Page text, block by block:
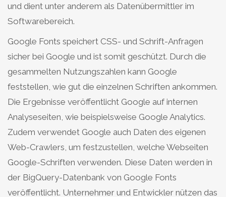
und dient unter anderem als Datenübermittler im
Softwarebereich.
Google Fonts speichert CSS- und Schrift-Anfragen
sicher bei Google und ist somit geschützt. Durch die
gesammelten Nutzungszahlen kann Google
feststellen, wie gut die einzelnen Schriften ankommen.
Die Ergebnisse veröffentlicht Google auf internen
Analyseseiten, wie beispielsweise Google Analytics.
Zudem verwendet Google auch Daten des eigenen
Web-Crawlers, um festzustellen, welche Webseiten
Google-Schriften verwenden. Diese Daten werden in
der BigQuery-Datenbank von Google Fonts
veröffentlicht. Unternehmer und Entwickler nützen das